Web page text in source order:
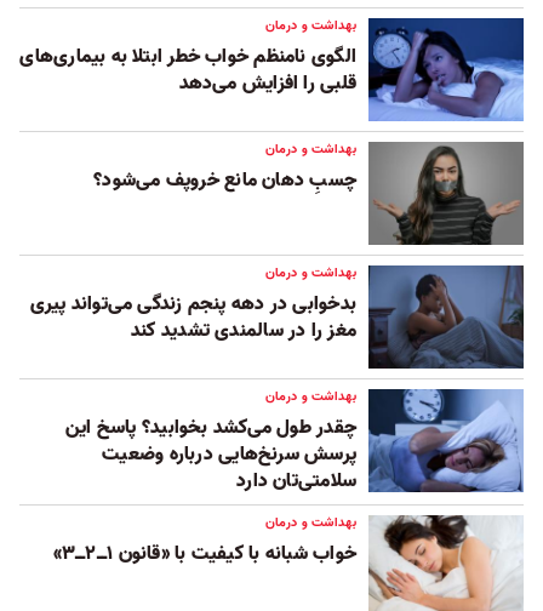
بهداشت و درمان
الگوی نامنظم خواب خطر ابتلا به بیماری‌های
قلبی را افزایش می‌دهد
بهداشت و درمان
چسبِ دهان مانع خروپف می‌شود؟
بهداشت و درمان
بدخوابی در دهه پنجم زندگی می‌تواند پیری
مغز را در سالمندی تشدید کند
بهداشت و درمان
چقدر طول می‌کشد بخوابید؟ پاسخ این
پرسش سرنخ‌‌هایی درباره وضعیت
سلامتی‌تان دارد
بهداشت و درمان
خواب شبانه با کیفیت با «قانون ۱‌ــ۲‌ــ۳»